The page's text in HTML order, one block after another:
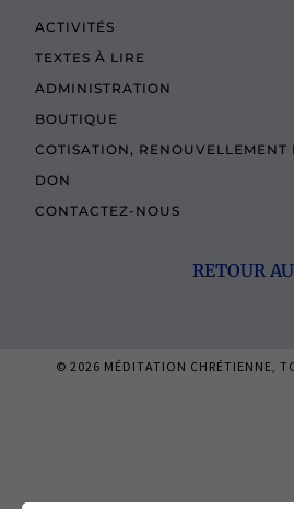
ACTIVITÉS
TEXTES À LIRE
ADMINISTRATION
BOUTIQUE
COTISATION, RENOUVELLEMENT
DON
CONTACTEZ-NOUS
RETOUR
© 2026 MÉDITATION CHRÉTIENNE,